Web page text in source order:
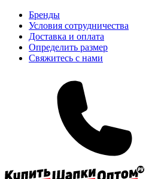
Бренды
Условия сотрудничества
Доставка и оплата
Определить размер
Свяжитесь с нами